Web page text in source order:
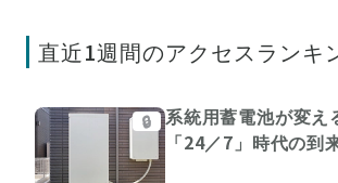
直近1週間のアクセスランキ
🔒
系統用蓄電池が変
「24／7」時代の到